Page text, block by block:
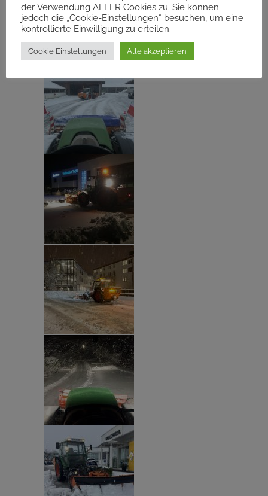
der Verwendung ALLER Cookies zu. Sie können
jedoch die „Cookie-Einstellungen“ besuchen, um eine
kontrollierte Einwilligung zu erteilen.
Cookie Einstellungen Alle akzeptieren